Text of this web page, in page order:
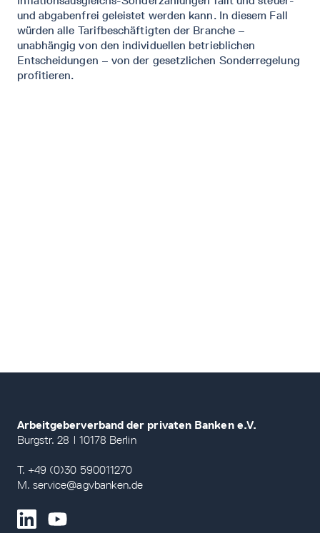
und abgabenfrei geleistet werden kann. In diesem Fall
würden alle Tarifbeschäftigten der Branche –
unabhängig von den individuellen betrieblichen
Entscheidungen – von der gesetzlichen Sonderregelung
profitieren.
Arbeitgeberverband der privaten Banken e.V.
Burgstr. 28 | 10178 Berlin
T. +49 (0)30 590011270
M. service@agvbanken.de